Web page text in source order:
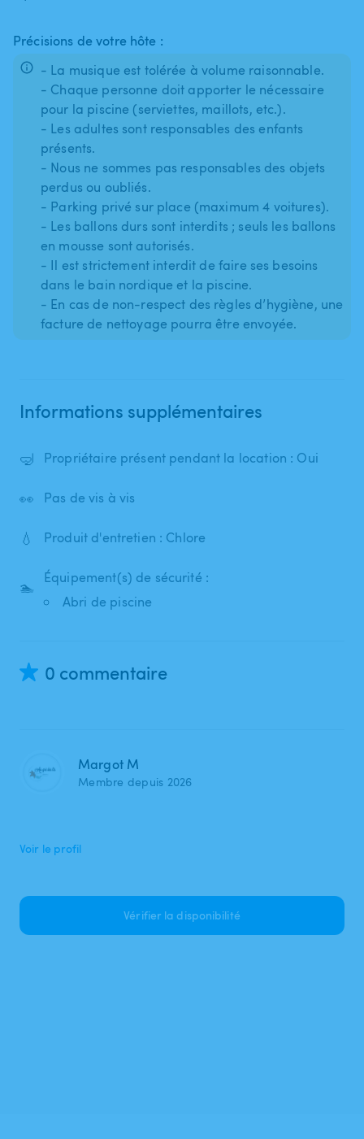
Précisions de votre hôte :
- La musique est tolérée à volume raisonnable.
- Chaque personne doit apporter le nécessaire
pour la piscine (serviettes, maillots, etc.).
- Les adultes sont responsables des enfants
présents.
- Nous ne sommes pas responsables des objets
perdus ou oubliés.
- Parking privé sur place (maximum 4 voitures).
- Les ballons durs sont interdits ; seuls les ballons
en mousse sont autorisés.
- Il est strictement interdit de faire ses besoins
dans le bain nordique et la piscine.
- En cas de non-respect des règles d’hygiène, une
facture de nettoyage pourra être envoyée.
Informations supplémentaires
🤿 Propriétaire présent pendant la location : Oui
👀 Pas de vis à vis
💧 Produit d'entretien : Chlore
🏊
Équipement(s) de sécurité :
Abri de piscine
0 commentaire
Margot M
Membre depuis 2026
Voir le profil
Vérifier la disponibilité